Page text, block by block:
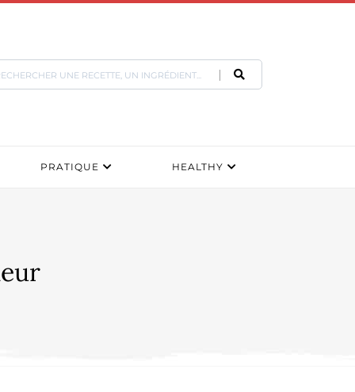
PRATIQUE HEALTHY